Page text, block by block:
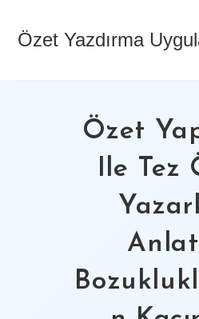
contentÖzet Yazdırma
Özet
Ile Tez